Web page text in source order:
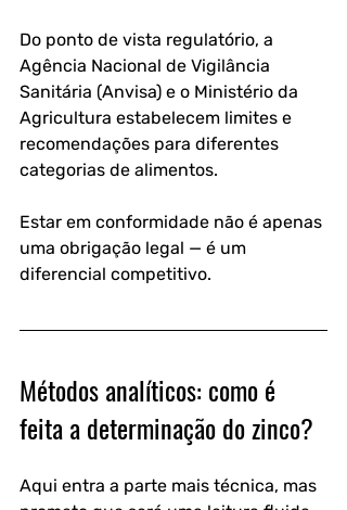
Do ponto de vista regulatório, a
Agência Nacional de Vigilância
Sanitária (Anvisa) e o Ministério da
Agricultura estabelecem limites e
recomendações para diferentes
categorias de alimentos.
Estar em conformidade não é apenas
uma obrigação legal — é um
diferencial competitivo.
Métodos analíticos: como é
feita a determinação do zinco?
Aqui entra a parte mais técnica, mas